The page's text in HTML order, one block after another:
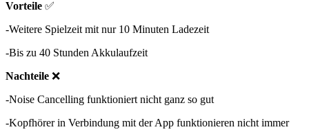
Vorteile ✅
-Weitere Spielzeit mit nur 10 Minuten Ladezeit
-Bis zu 40 Stunden Akkulaufzeit
Nachteile ❌
-Noise Cancelling funktioniert nicht ganz so gut
-Kopfhörer in Verbindung mit der App funktionieren nicht immer